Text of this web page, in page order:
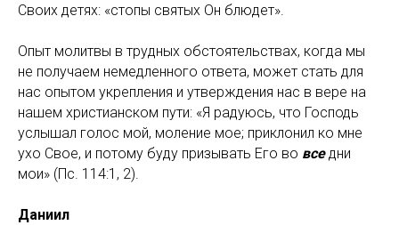
Своих детях: «стопы святых Он блюдет».
Опыт молитвы в трудных обстоятельствах, когда мы
не получаем немедленного ответа, может стать для
нас опытом укрепления и утверждения нас в вере на
нашем христианском пути: «Я радуюсь, что Господь
услышал голос мой, моление мое; приклонил ко мне
ухо Свое, и потому буду призывать Его во вседни
мои» (Пс. 114:1, 2).
Даниил